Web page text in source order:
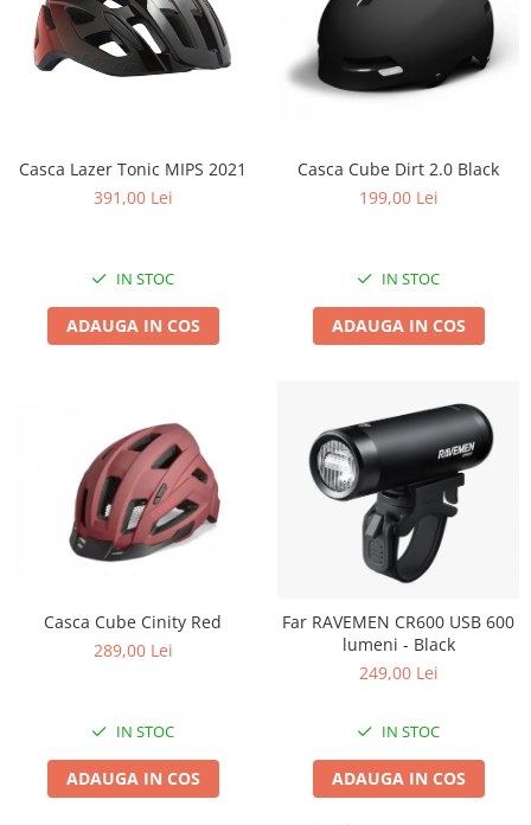
Casca Lazer Tonic MIPS 2021
391,00 Lei
IN STOC
ADAUGA IN COS
Casca Cube Dirt 2.0 Black
199,00 Lei
IN STOC
ADAUGA IN COS
Casca Cube Cinity Red
289,00 Lei
IN STOC
ADAUGA IN COS
Far RAVEMEN CR600 USB 600
lumeni - Black
249,00 Lei
IN STOC
ADAUGA IN COS